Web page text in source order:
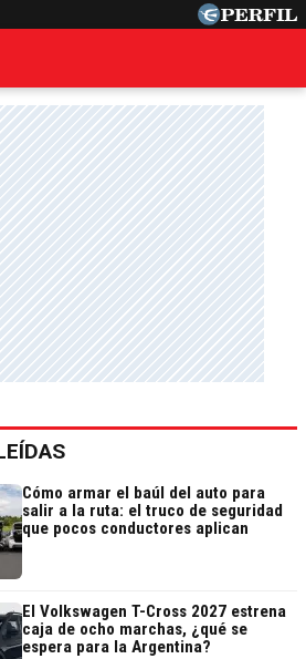
Cómo armar el baúl del auto para
salir a la ruta: el truco de seguridad
que pocos conductores aplican
El Volkswagen T-Cross 2027 estrena
caja de ocho marchas, ¿qué se
espera para la Argentina?